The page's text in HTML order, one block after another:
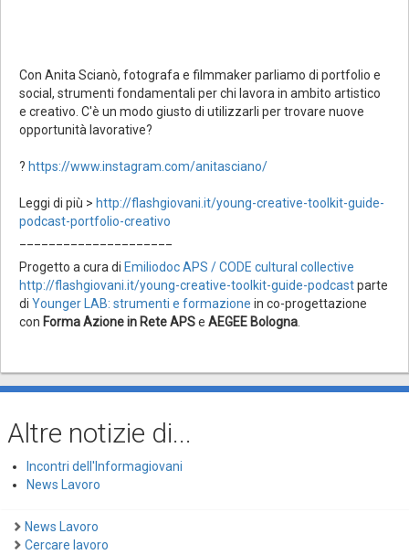
Con Anita Scianò, fotografa e filmmaker parliamo di portfolio e
social, strumenti fondamentali per chi lavora in ambito artistico
e creativo. C'è un modo giusto di utilizzarli per trovare nuove
opportunità lavorative?
? https://www.instagram.com/anitasciano/
Leggi di più > http://flashgiovani.it/young-creative-toolkit-guide-
podcast-portfolio-creativo
Progetto a cura di Emiliodoc APS / CODE cultural collective
http://flashgiovani.it/young-creative-toolkit-guide-podcastparte
di Younger LAB: strumenti e formazione in co-progettazione
con Forma Azione in Rete APSe AEGEE Bologna.
Altre notizie di...
Incontri dell'Informagiovani
News Lavoro
News Lavoro
Cercare lavoro